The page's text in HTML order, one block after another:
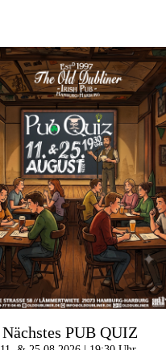
Nächstes PUB QUIZ